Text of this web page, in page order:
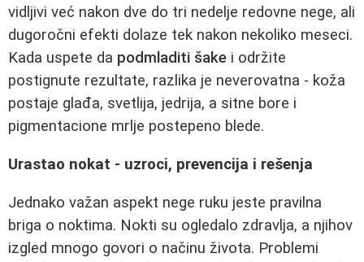
vidljivi već nakon dve do tri nedelje redovne nege, ali
dugoročni efekti dolaze tek nakon nekoliko meseci.
Kada uspete da podmladiti šake i održite
postignute rezultate, razlika je neverovatna - koža
postaje glađa, svetlija, jedrija, a sitne bore i
pigmentacione mrlje postepeno blede.
Urastao nokat - uzroci, prevencija i rešenja
Jednako važan aspekt nege ruku jeste pravilna
briga o noktima. Nokti su ogledalo zdravlja, a njihov
izgled mnogo govori o načinu života. Problemi